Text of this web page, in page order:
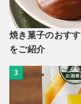
焼き菓子のおす
をご紹介
3